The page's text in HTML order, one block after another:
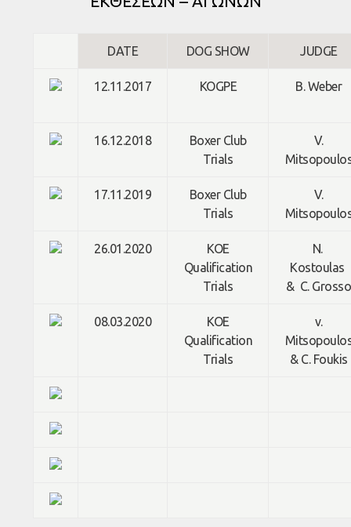
DATE DOG SHOW JUDGE
12.11.2017 KOGPE B. Weber
16.12.2018
Boxer Club
Trials
V.
17.11.2019
Boxer Club
Trials
V.
26.01.2020
KOE
Qualification
Trials
N.
Kostoulas
& C. Grosso
08.03.2020
KOE
Qualification
Trials
v.
& C. Foukis